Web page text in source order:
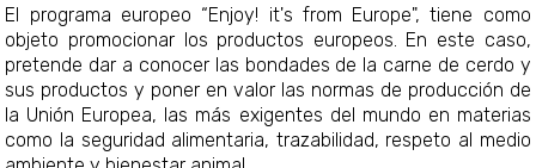
El programa europeo “Enjoy! it's from Europe", tiene como
objeto promocionar los productos europeos. En este caso,
pretende dar a conocer las bondades de la carne de cerdo y
sus productos y poner en valor las normas de producción de
la Unión Europea, las más exigentes del mundo en materias
como la seguridad alimentaria, trazabilidad, respeto al medio